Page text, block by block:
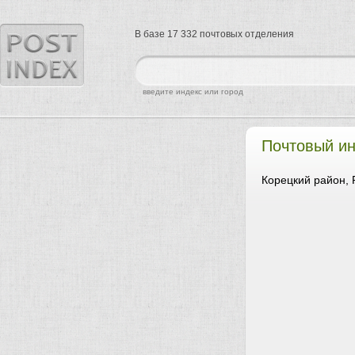
Почтовый
Корецкий район,
найти
введите индекс или город
В базе 17 332 почтовых отделения